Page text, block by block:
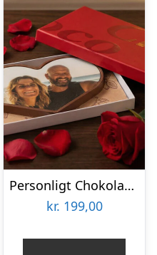
Personligt Chokoladehjerte med eget foto
kr. 199,00